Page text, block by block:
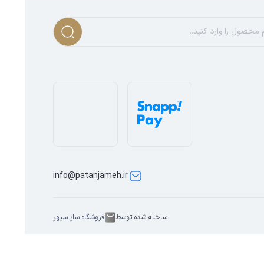
info@patanjameh.ir
ساخته شده توسط فروشگاه ساز سپهر